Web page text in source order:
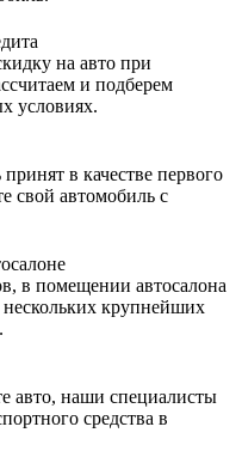
на авто при
и подберем
условиях.
в качестве первого
свой автомобиль с
в помещении автосалона
нескольких крупнейших
авто, наши специалисты
средства в